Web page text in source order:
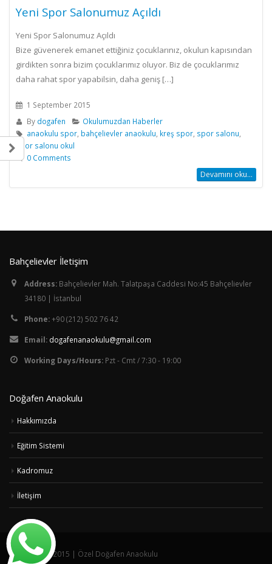
Yeni Spor Salonumuz Açıldı
Yeni Spor Salonumuz Açıldı
Bize güvenerek emanet ettiğiniz çocuklarınız, okulun kapısından
girdikten sonra bizim çocuklarımız oluyor. Biz de çocuklarımız
daha rahat spor yapabilsin, daha geniş […]
1 September 2015
By dogafen
Okulumuzdan Haberler
anaokulu spor, bahçelievler anaokulu, kreş spor, spor salonu,
spor salonu okul
0 Comments
Devamını oku...
Bahçelievler İletişim
Address: Bahçelievler Mah. Talatpaşa Caddesi No:45 Bahçelievler
34180 | İstanbul
Phone:+90 (212) 502 76 42
Email: dogafenanaokulu@gmail.com
Working Days/Hours: Pzt - Cmt / 7:30 - 19:00
Doğafen Anaokulu
Hakkımızda
Eğitim Sistemi
Kadromuz
İletişim
© Copyright 2015 | Özel Doğafen Anaokulu